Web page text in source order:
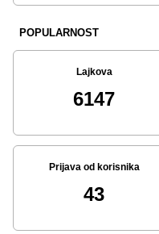
POPULARNOST
Lajkova
6147
Prijava od korisnika
43